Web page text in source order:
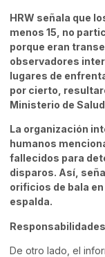
HRW señala que
menos 15, no
porque eran
observadores
lugares de
por cierto,
Ministerio de
La organización
humanos
fallecidos para
disparos. Así,
orificios de bala en
espalda.
Responsabilidades
De otro lado, el